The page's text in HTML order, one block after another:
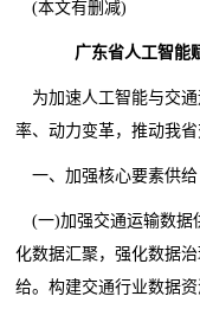
(本文有删减)
广东省人工智能
为加速人工智能与交
率、动力变革，推动我
一、加强核心要素供给
(一)加强交通运输数据
化数据汇聚，强化数据
给。构建交通行业数据